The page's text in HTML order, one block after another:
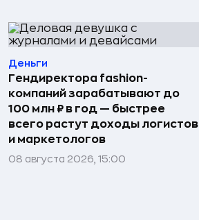
Деньги
Гендиректора fashion-
компаний зарабатывают до
100 млн ₽ в год — быстрее
всего растут доходы логистов
и маркетологов
08 августа 2026, 15:00